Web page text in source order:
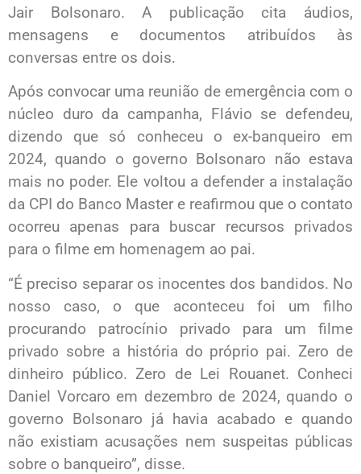
Jair Bolsonaro. A publicação cita áudios,
mensagens e documentos atribuídos às
conversas entre os dois.
Após convocar uma reunião de emergência com o
núcleo duro da campanha, Flávio se defendeu,
dizendo que só conheceu o ex-banqueiro em
2024, quando o governo Bolsonaro não estava
mais no poder. Ele voltou a defender a instalação
da CPI do Banco Master e reafirmou que o contato
ocorreu apenas para buscar recursos privados
para o filme em homenagem ao pai.
“É preciso separar os inocentes dos bandidos. No
nosso caso, o que aconteceu foi um filho
procurando patrocínio privado para um filme
privado sobre a história do próprio pai. Zero de
dinheiro público. Zero de Lei Rouanet. Conheci
Daniel Vorcaro em dezembro de 2024, quando o
governo Bolsonaro já havia acabado e quando
não existiam acusações nem suspeitas públicas
sobre o banqueiro”, disse.